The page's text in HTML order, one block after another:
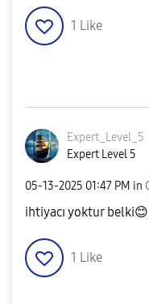
1 Like
Expert_Level_5
Expert Level 5
‎05-13-2025 01:47 PM in
ihtiyacı yoktur belki😊
1 Like